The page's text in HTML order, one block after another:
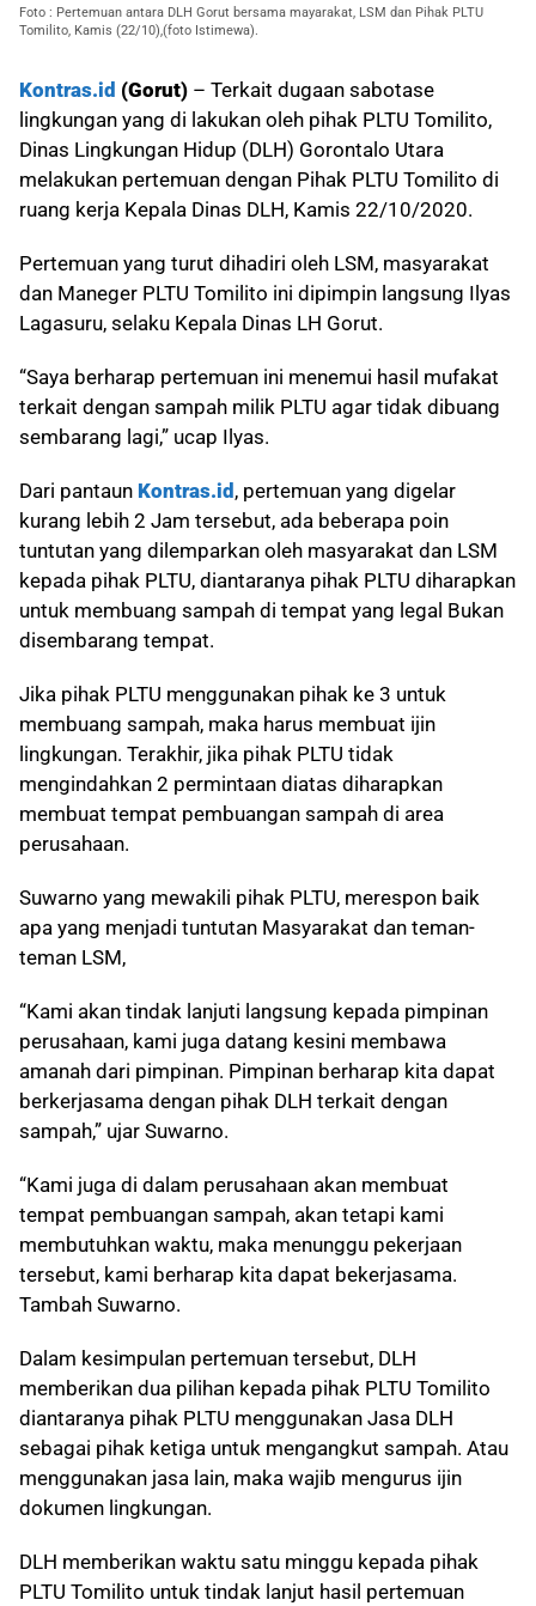
Foto : Pertemuan antara DLH Gorut bersama mayarakat, LSM dan Pihak PLTU
Tomilito, Kamis (22/10),(foto Istimewa).
Kontras.id (Gorut) – Terkait dugaan sabotase
lingkungan yang di lakukan oleh pihak PLTU Tomilito,
Dinas Lingkungan Hidup (DLH) Gorontalo Utara
melakukan pertemuan dengan Pihak PLTU Tomilito di
ruang kerja Kepala Dinas DLH, Kamis 22/10/2020.
Pertemuan yang turut dihadiri oleh LSM, masyarakat
dan Maneger PLTU Tomilito ini dipimpin langsung Ilyas
Lagasuru, selaku Kepala Dinas LH Gorut.
“Saya berharap pertemuan ini menemui hasil mufakat
terkait dengan sampah milik PLTU agar tidak dibuang
sembarang lagi,” ucap Ilyas.
Dari pantaun Kontras.id , pertemuan yang digelar
kurang lebih 2 Jam tersebut, ada beberapa poin
tuntutan yang dilemparkan oleh masyarakat dan LSM
kepada pihak PLTU, diantaranya pihak PLTU diharapkan
untuk membuang sampah di tempat yang legal Bukan
disembarang tempat.
Jika pihak PLTU menggunakan pihak ke 3 untuk
membuang sampah, maka harus membuat ijin
lingkungan. Terakhir, jika pihak PLTU tidak
mengindahkan 2 permintaan diatas diharapkan
membuat tempat pembuangan sampah di area
perusahaan.
Suwarno yang mewakili pihak PLTU, merespon baik
apa yang menjadi tuntutan Masyarakat dan teman-
teman LSM,
“Kami akan tindak lanjuti langsung kepada pimpinan
perusahaan, kami juga datang kesini membawa
amanah dari pimpinan. Pimpinan berharap kita dapat
berkerjasama dengan pihak DLH terkait dengan
sampah,” ujar Suwarno.
“Kami juga di dalam perusahaan akan membuat
tempat pembuangan sampah, akan tetapi kami
membutuhkan waktu, maka menunggu pekerjaan
tersebut, kami berharap kita dapat bekerjasama.
Tambah Suwarno.
Dalam kesimpulan pertemuan tersebut, DLH
memberikan dua pilihan kepada pihak PLTU Tomilito
diantaranya pihak PLTU menggunakan Jasa DLH
sebagai pihak ketiga untuk mengangkut sampah. Atau
menggunakan jasa lain, maka wajib mengurus ijin
dokumen lingkungan.
DLH memberikan waktu satu minggu kepada pihak
PLTU Tomilito untuk tindak lanjut hasil pertemuan